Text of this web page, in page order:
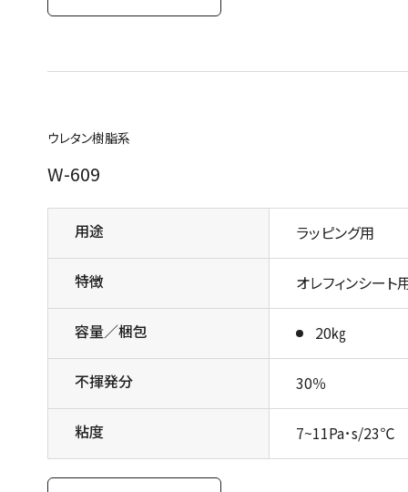
ウレタン樹脂系
W-609
用途 ラッピング用
特徴 オレフィンシート
容量／梱包 20㎏
不揮発分 30％
粘度 7~11Pa･s/23℃